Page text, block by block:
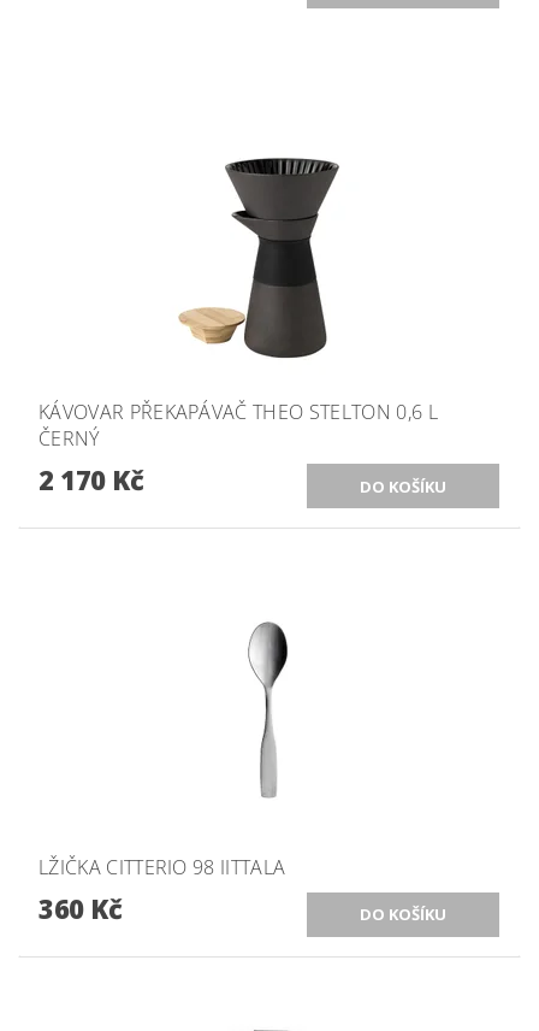
KÁVOVAR PŘEKAPÁVAČ THEO STELTON 0,6 L
ČERNÝ
2 170 Kč
LŽIČKA CITTERIO 98 IITTALA
360 Kč